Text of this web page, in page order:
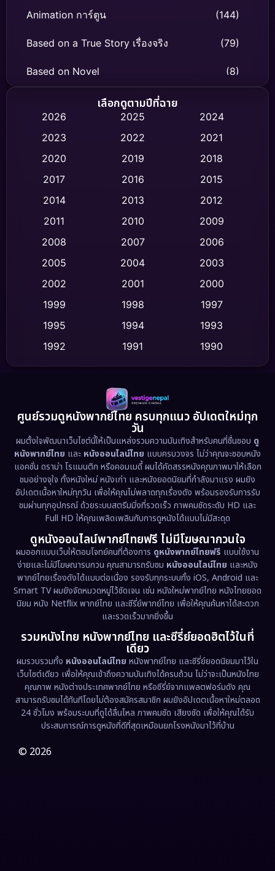
Animation การ์ตูน (144)
Based on a True Story เรื่องจริง (79)
Based on Novel (8)
Biography ชีวิตจริง
Classic หนังคลาสสิก (47)
Comedy ตลก (454)
Crime อาชญากรรม (532)
Cult Film
Dance เต้น (10)
Detective สืบสวน (62)
Disaster (13)
Disney+ (5)
Documentary สารคดี (94)
Drama ดราม่า (1,513)
Dystopian (17)
Emotional (61)
Epic มหากาพย์ (227)
Erotic (36)
Family ครอบครัว (375)
Fantasy จินตนาการ (338)
Fiction (9)
Film (57)
Gothic
เลือกดูตามปีที่ฉาย
2026 2025
2024
2023
2022
2021
2020
2019
2018
2017
2016
2015
2014
2013
2012
2011
2010
2009
2008
2007
2006
2005
2004
2003
2002
2001
2000
1999
1998
1997
1995
1994
1993
1992
1991
1990
1989
1988
1986
1983
1978
1974
1962
ศูนย์รวมดูหนังพากย์ไทย ครบทุกแนว อัปเดตใหม่ทุก
วัน
ผมตั้งใจพัฒนาเว็บไซต์นี้ให้เป็นแหล่งรวมความบันเทิงสำหรับคนที่ชื่นชอบ ดู
หนังพากย์ไทย และ หนังออนไลน์ไทย แบบครบวงจร ไม่ว่าคุณจะชอบหนัง
แอคชั่น ดราม่า โรแมนติก หรือคอมเมดี้ ผมได้คัดสรรหนังคุณภาพมาให้เลือก
ชมอย่างจุใจ ทั้งหนังใหม่ หนังเก่า และหนังยอดนิยมที่กำลังมาแรง ผมยัง
อัปเดตเนื้อหาใหม่ทุกวัน เพื่อให้คุณไม่พลาดทุกเรื่องดัง พร้อมรองรับการรับ
ชมผ่านทุกอุปกรณ์ ด้วยระบบสตรีมมิ่งที่รวดเร็ว ภาพคมชัดระดับ HD และ
Full HD ให้คุณเพลิดเพลินกับการดูหนังได้แบบไม่มีสะดุด
ดูหนังออนไลน์พากย์ไทยฟรี ไม่มีโฆษณากวนใจ
ผมออกแบบเว็บให้ตอบโจทย์คนที่ต้องการ ดูหนังพากย์ไทยฟรี แบบใช้งาน
ง่ายและไม่มีโฆษณารบกวน คุณสามารถรับชม หนังออนไลน์ไทย และหนัง
พากย์ไทยเรื่องดังได้แบบต่อเนื่อง รองรับทุกระบบทั้ง iOS, Android และ
Smart TV ผมยังจัดหมวดหมู่ไว้ชัดเจน เช่น หนังใหม่พากย์ไทย หนังไทยยอด
นิยม หนัง Netflix พากย์ไทย และซีรี่ย์พากย์ไทย เพื่อให้คุณค้นหาได้สะดวก
และรวดเร็วมากยิ่งขึ้น
รวมหนังไทย หนังพากย์ไทย และซีรี่ย์ยอดฮิตไว้ในที่
เดียว
ผมรวบรวมทั้ง หนังออนไลน์ไทย หนังพากย์ไทย และซีรี่ย์ยอดนิยมมาไว้ใน
เว็บไซต์เดียว เพื่อให้คุณเข้าถึงความบันเทิงได้ครบถ้วน ไม่ว่าจะเป็นหนังไทย
คุณภาพ หนังต่างประเทศพากย์ไทย หรือซีรี่ย์จากแพลตฟอร์มดัง คุณ
สามารถรับชมได้ทันทีโดยไม่ต้องสมัครสมาชิก ผมยังอัปเดตเนื้อหาใหม่ตลอด
24 ชั่วโมง พร้อมระบบที่ดูได้ลื่นไหล ภาพคมชัด เสียงชัด เพื่อให้คุณได้รับ
ประสบการณ์การดูหนังที่ดีที่สุดเหมือนยกโรงหนังมาไว้ที่บ้าน
© 2026